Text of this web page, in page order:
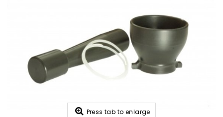
Press tab to enlarge